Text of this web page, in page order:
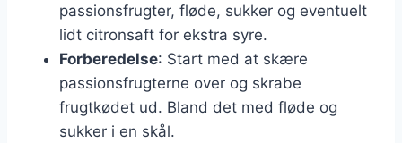
passionsfrugter, fløde, sukker og eventuelt
lidt citronsaft for ekstra syre.
Forberedelse: Start med at skære
passionsfrugterne over og skrabe
frugtkødet ud. Bland det med fløde og
sukker i en skål.